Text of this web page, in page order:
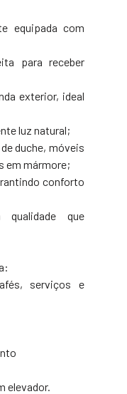
equipada com
para receber
exterior, ideal
luz natural;
duche, móveis
em mármore;
conforto
qualidade que
serviços e
elevador.